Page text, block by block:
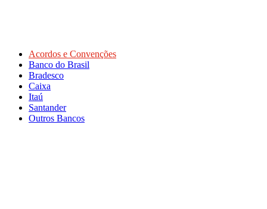
Acordos e Convenções
Banco do Brasil
Bradesco
Caixa
Itaú
Santander
Outros Bancos